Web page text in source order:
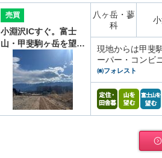
売買
小淵沢ICすぐ。富士
山・甲斐駒ヶ岳を望…
八ヶ岳・蓼
科
現地からは甲斐
ーパー・コンビ
㈱フォレスト